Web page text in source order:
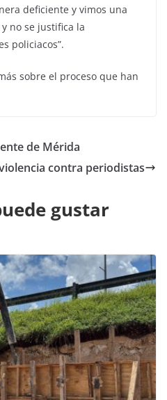
deficiente y vimos una
no se justifica la
policiacos”.
sobre el proceso que han
de Mérida
contra periodistas
gustar